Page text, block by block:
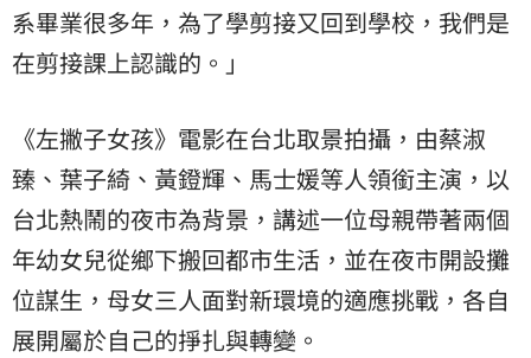
系畢業很多年，為了學剪接又回到學校，我們是
在剪接課上認識的。」
《左撇子女孩》電影在台北取景拍攝，由蔡淑
臻 、葉子綺、黃鐙輝、馬士媛等人領銜主演，以
台北熱鬧的夜市為背景，講述一位母親帶著兩個
年幼女兒從鄉下搬回都市生活，並在夜市開設攤
位謀生，母女三人面對新環境的適應挑戰，各自
展開屬於自己的掙扎與轉變。